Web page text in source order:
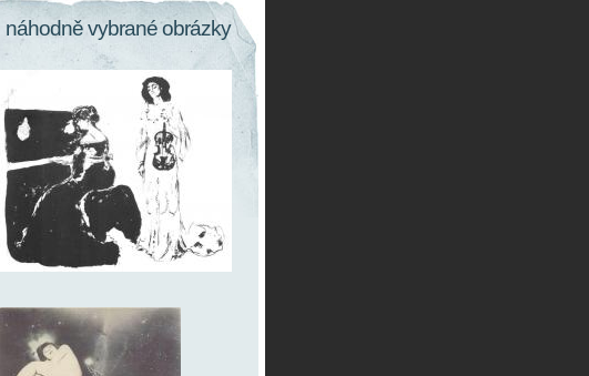
náhodně vybrané obrázky